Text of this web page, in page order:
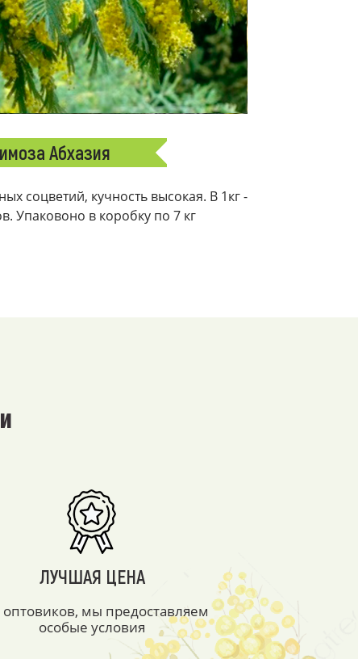
Абхазия
соцветий, кучность высокая. В 1кг -
Упаковоно в коробку по 7 кг
ЛУЧШАЯ ЦЕНА
мы предоставляем
особые условия